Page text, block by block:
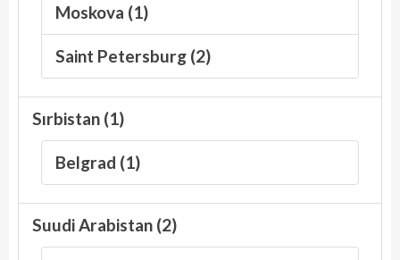
Moskova (1)
Saint Petersburg (2)
Sırbistan (1)
Belgrad (1)
Suudi Arabistan (2)